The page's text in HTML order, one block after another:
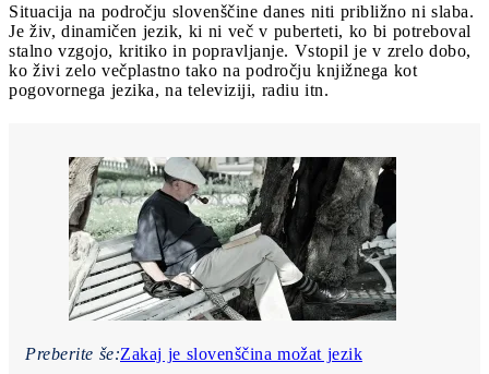
Situacija na področju slovenščine danes niti približno ni slaba.
Je živ, dinamičen jezik, ki ni več v puberteti, ko bi potreboval
stalno vzgojo, kritiko in popravljanje. Vstopil je v zrelo dobo,
ko živi zelo večplastno tako na področju knjižnega kot
pogovornega jezika, na televiziji, radiu itn.
Preberite še:Zakaj je slovenščina možat jezik